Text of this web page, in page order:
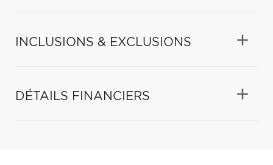
INCLUSIONS & EXCLUSIONS
DÉTAILS FINANCIERS